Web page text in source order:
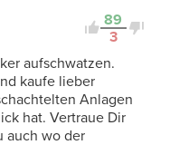
89
3
aufschwatzen.
kaufe lieber
Anlagen
hat. Vertraue Dir
auch wo der